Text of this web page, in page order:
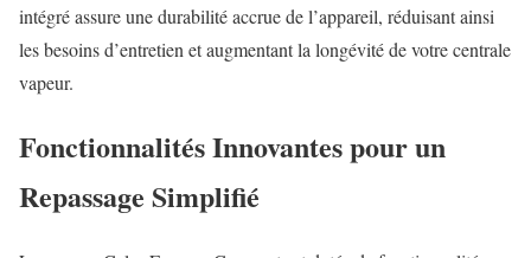
intégré assure une durabilité accrue de l’appareil, réduisant ainsi
les besoins d’entretien et augmentant la longévité de votre centrale
vapeur.
Fonctionnalités Innovantes pour un
Repassage Simplifié